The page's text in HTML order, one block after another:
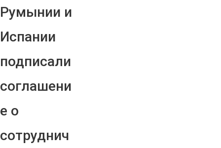
Румынии и
Испании
подписали
соглашени
е о
сотруднич